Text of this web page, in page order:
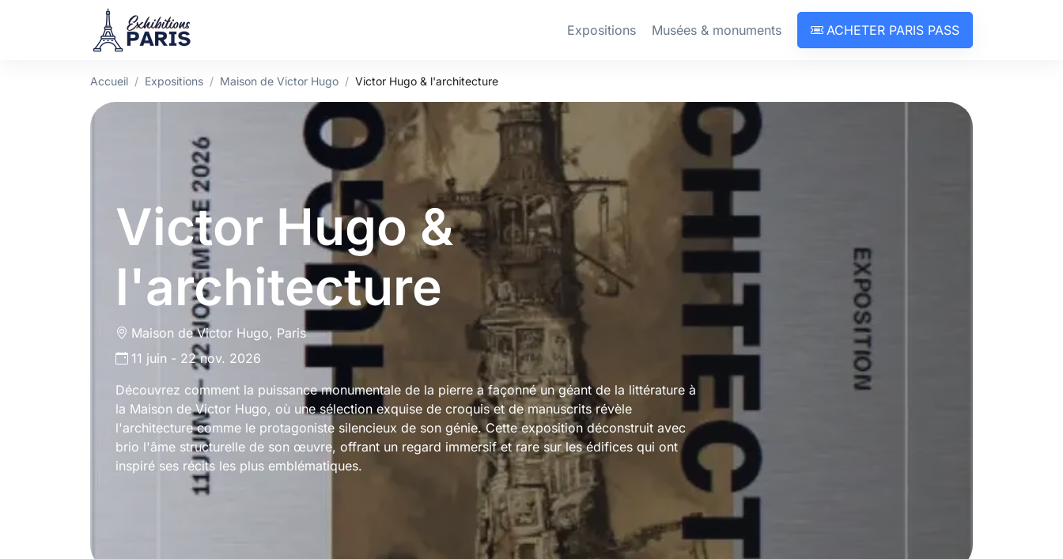
Expositions Musées & monuments ACHETER PARIS PASS
Accueil Expositions Maison de Victor Hugo Victor Hugo & l'architecture
Victor Hugo &
l'architecture
Maison de Victor Hugo, Paris
11 juin - 22 nov. 2026
Découvrez comment la puissance monumentale de la pierre a façonné un géant de la littérature à
la Maison de Victor Hugo, où une sélection exquise de croquis et de manuscrits révèle
l'architecture comme le protagoniste silencieux de son génie. Cette exposition déconstruit avec
brio l'âme structurelle de son œuvre, offrant un regard immersif et rare sur les édifices qui ont
inspiré ses récits les plus emblématiques.